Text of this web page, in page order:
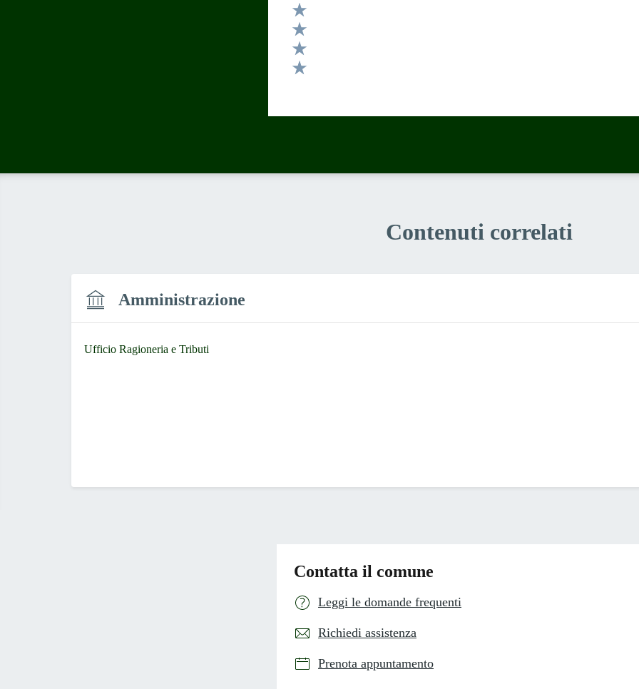
Valuta 5 stelle su 5
Valuta 4 stelle su 5
Valuta 3 stelle su 5
Valuta 2 stelle su 5
Contenuti correlati
Amministrazione
Ufficio Ragioneria e Tributi
Contatta il comune
Leggi le domande frequenti
Richiedi assistenza
Prenota appuntamento